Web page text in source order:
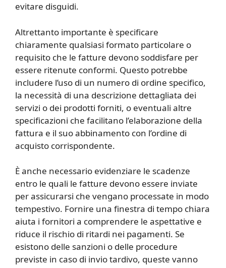
evitare disguidi.
Altrettanto importante è specificare
chiaramente qualsiasi formato particolare o
requisito che le fatture devono soddisfare per
essere ritenute conformi. Questo potrebbe
includere l’uso di un numero di ordine specifico,
la necessità di una descrizione dettagliata dei
servizi o dei prodotti forniti, o eventuali altre
specificazioni che facilitano l’elaborazione della
fattura e il suo abbinamento con l’ordine di
acquisto corrispondente.
È anche necessario evidenziare le scadenze
entro le quali le fatture devono essere inviate
per assicurarsi che vengano processate in modo
tempestivo. Fornire una finestra di tempo chiara
aiuta i fornitori a comprendere le aspettative e
riduce il rischio di ritardi nei pagamenti. Se
esistono delle sanzioni o delle procedure
previste in caso di invio tardivo, queste vanno